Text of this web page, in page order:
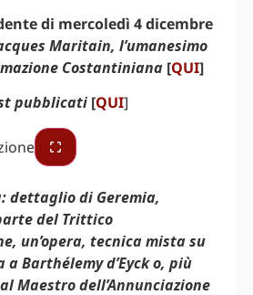
di mercoledì 4 dicembre
Maritain, l’umanesimo
Costantiniana [QUI]
pubblicati [QUI]
dettaglio di Geremia,
del Trittico
un’opera, tecnica mista su
Barthélemy d’Eyck o, più
Maestro dell’Annunciazione